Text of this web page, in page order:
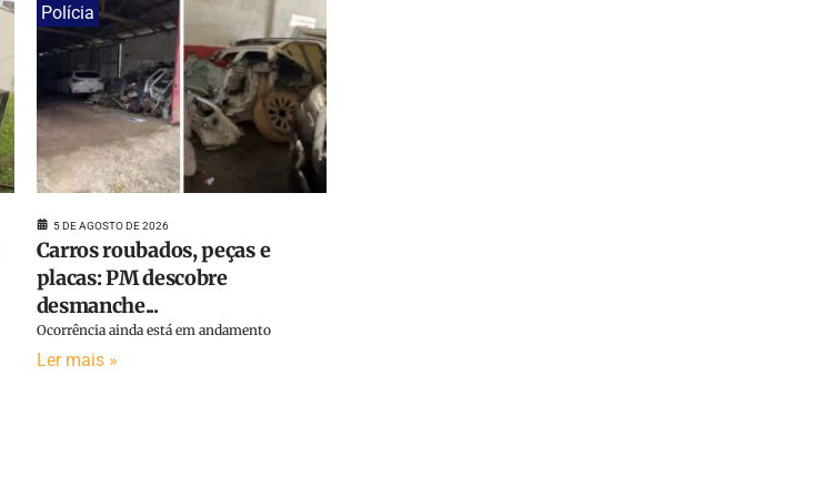
Polícia
5 DE AGOSTO DE 2026
Carros roubados, peças e
placas: PM descobre
desmanche...
Ocorrência ainda está em andamento
Ler mais »